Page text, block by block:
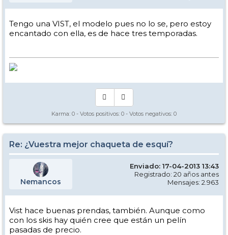
Tengo una VIST, el modelo pues no lo se, pero estoy
encantado con ella, es de hace tres temporadas.
Karma: 0 - Votos positivos: 0 - Votos negativos: 0
Re: ¿Vuestra mejor chaqueta de esquí?
Nemancos
Enviado: 17-04-2013 13:43
Registrado: 20 años antes
Mensajes: 2.963
Vist hace buenas prendas, también. Aunque como
con los skis hay quién cree que están un pelín
pasadas de precio.